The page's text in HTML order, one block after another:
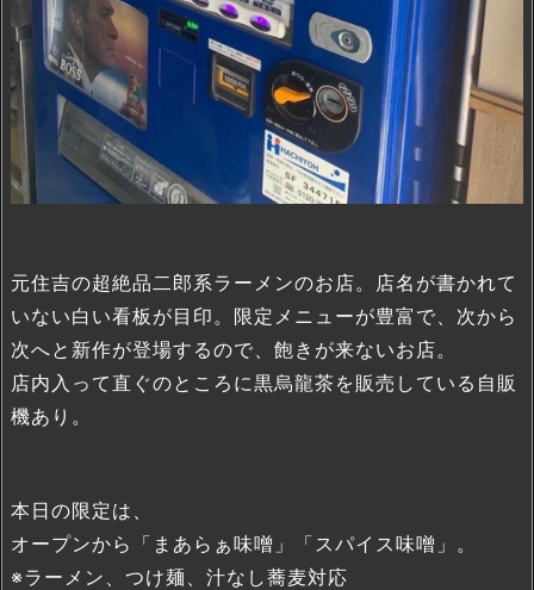
元住吉の超絶品二郎系ラーメンのお店。店名が書かれて
いない白い看板が目印。限定メニューが豊富で、次から
次へと新作が登場するので、飽きが来ないお店。
店内入って直ぐのところに黒烏龍茶を販売している自販
機あり。
本日の限定は、
オープンから「まあらぁ味噌」「スパイス味噌」。
※ラーメン、つけ麺、汁なし蕎麦対応